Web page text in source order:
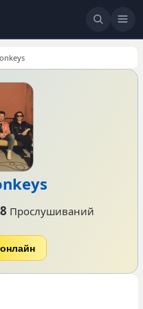
Прослушиваний